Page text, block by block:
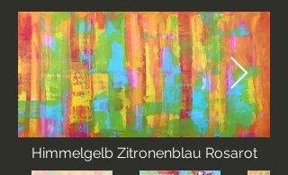
Himmelgelb Zitronenblau Rosarot